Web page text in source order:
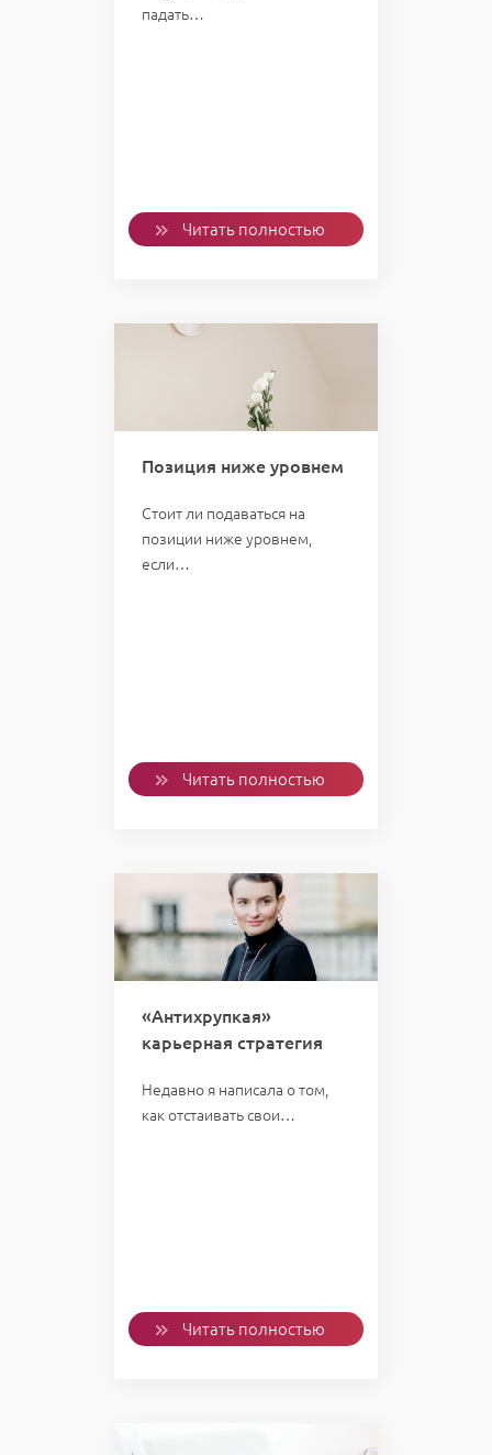
падать…
Читать полностью
Позиция ниже уровнем
Стоит ли подаваться на
позиции ниже уровнем,
если…
Читать полностью
«Антихрупкая»
карьерная стратегия
Недавно я написала о том,
как отстаивать свои…
Читать полностью